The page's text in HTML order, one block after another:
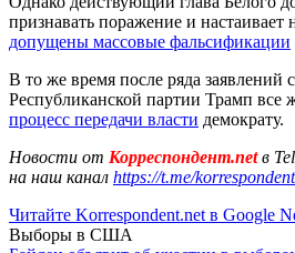
признавать поражение и настаивает
допущены массовые фальсификации
В то же время после ряда заявлений
Республиканской партии Трамп все
процесс передачи власти демократу.
Новости от Корреспондент.netв
на наш канал https://t.me/
Читайте Korrespondent.net в Google
Выборы в США